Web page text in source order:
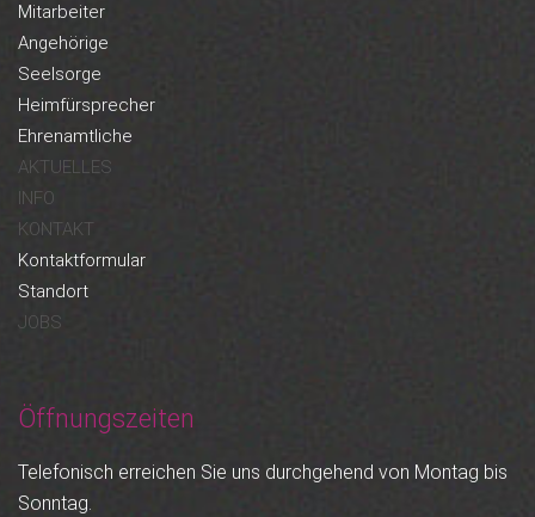
Mitarbeiter
Angehörige
Seelsorge
Heimfürsprecher
Ehrenamtliche
AKTUELLES
INFO
KONTAKT
Kontaktformular
Standort
JOBS
Öffnungszeiten
Telefonisch erreichen Sie uns durchgehend von Montag bis
Sonntag.